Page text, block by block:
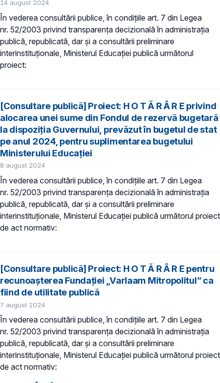
14 august 2024
În vederea consultării publice, în condiţiile art. 7 din Legea
nr. 52/2003 privind transparenţa decizională în administraţia
publică, republicată, dar și a consultării preliminare
interinstituționale, Ministerul Educaţiei publică următorul
proiect:
[Consultare publică] Proiect: H O T Ă R Â R E privind
alocarea unei sume din Fondul de rezervă bugetară
la dispoziția Guvernului, prevăzut în bugetul de stat
pe anul 2024, pentru suplimentarea bugetului
Ministerului Educației
8 august 2024
În vederea consultării publice, în condiţiile art. 7 din Legea
nr. 52/2003 privind transparenţa decizională în administraţia
publică, republicată, dar și a consultării preliminare
interinstituționale, Ministerul Educaţiei publică următorul proiect
de act normativ:
[Consultare publică] Proiect: H O T Ă R Â R E pentru
recunoaşterea Fundației „Varlaam Mitropolitul” ca
fiind de utilitate publică
7 august 2024
În vederea consultării publice, în condiţiile art. 7 din Legea
nr. 52/2003 privind transparenţa decizională în administraţia
publică, republicată, dar și a consultării preliminare
interinstituționale, Ministerul Educaţiei publică următorul proiect
de act normativ: